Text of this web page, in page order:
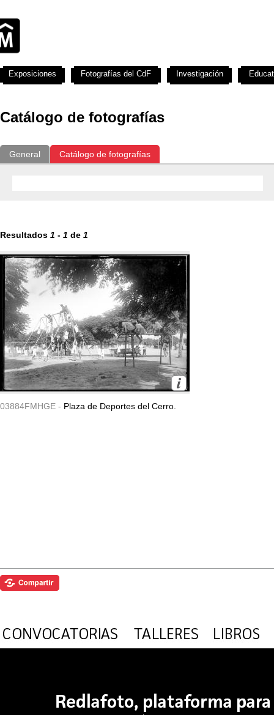
Catálogo de fotografías
General Catálogo de fotografías
Resultados 1 - 1 de 1
03884FMHGE - Plaza de Deportes del Cerro.
Exposiciones Fotografías del CdF Investigación